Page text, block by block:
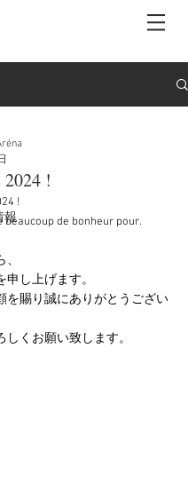
報
2024 !
!
beaucoup de bonheur pour.
し上げます。
を賜り誠にありがとうござい
くお願い致します。